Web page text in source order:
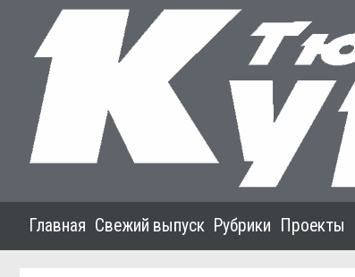
Главная Свежий выпуск Рубрики Проекты